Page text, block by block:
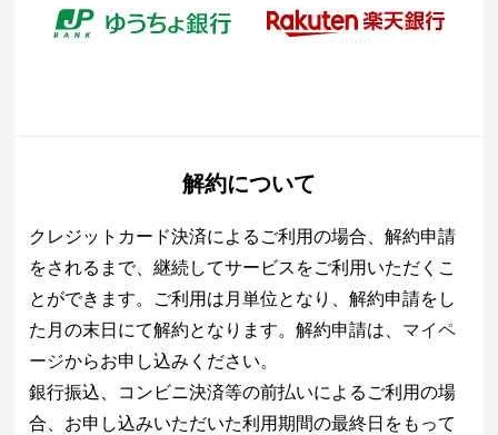
解約について
クレジットカード決済によるご利用の場合、解約申請
をされるまで、継続してサービスをご利用いただくこ
とができます。ご利用は月単位となり、解約申請をし
た月の末日にて解約となります。解約申請は、 マイペ
ージからお申し込みください。
銀行振込、コンビニ決済等の前払いによるご利用の場
合、お申し込みいただいた利用期間の最終日をもって